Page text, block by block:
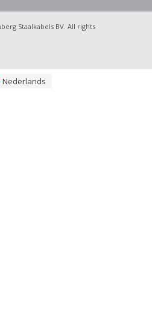
Staalkabels BV. All rights
Nederlands